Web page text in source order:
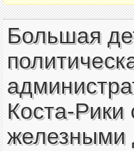
Большая
Коста-Рики
железными